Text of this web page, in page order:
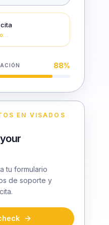
88%
EN VISADOS
tu formulario
de soporte y